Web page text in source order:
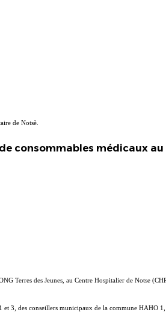
de Notsè.
consommables médicaux
des Jeunes, au Centre Hospitalier de Notse
3, des conseillers municipaux de la commune